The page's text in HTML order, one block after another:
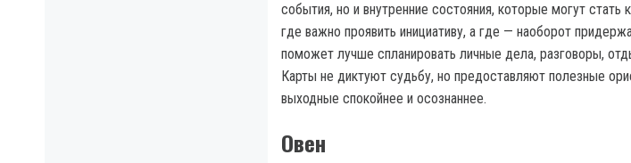
события, но и внутренние состояния, которые могут
где важно проявить инициативу, а где — наоборот
поможет лучше спланировать личные дела, разговоры,
Карты не диктуют судьбу, но предоставляют полезные
выходные спокойнее и осознаннее.
Овен